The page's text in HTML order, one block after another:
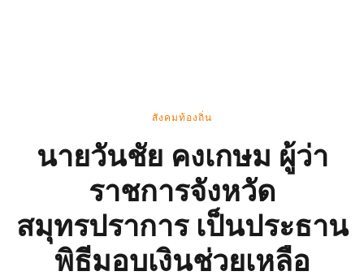
สังคมท้องถิ่น
นายวันชัย คงเกษม ผู้ว่า
ราชการจังหวัด
สมุทรปราการ เป็นประธาน
พิธีมอบเงินช่วยเหลือ